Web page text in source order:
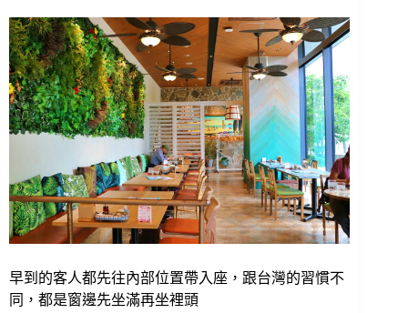
早到的客人都先往內部位置帶入座，跟台灣的習慣不
同，都是窗邊先坐滿再坐裡頭